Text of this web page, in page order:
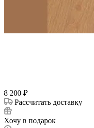
8 200 ₽
Рассчитать доставку
Хочу в подарок